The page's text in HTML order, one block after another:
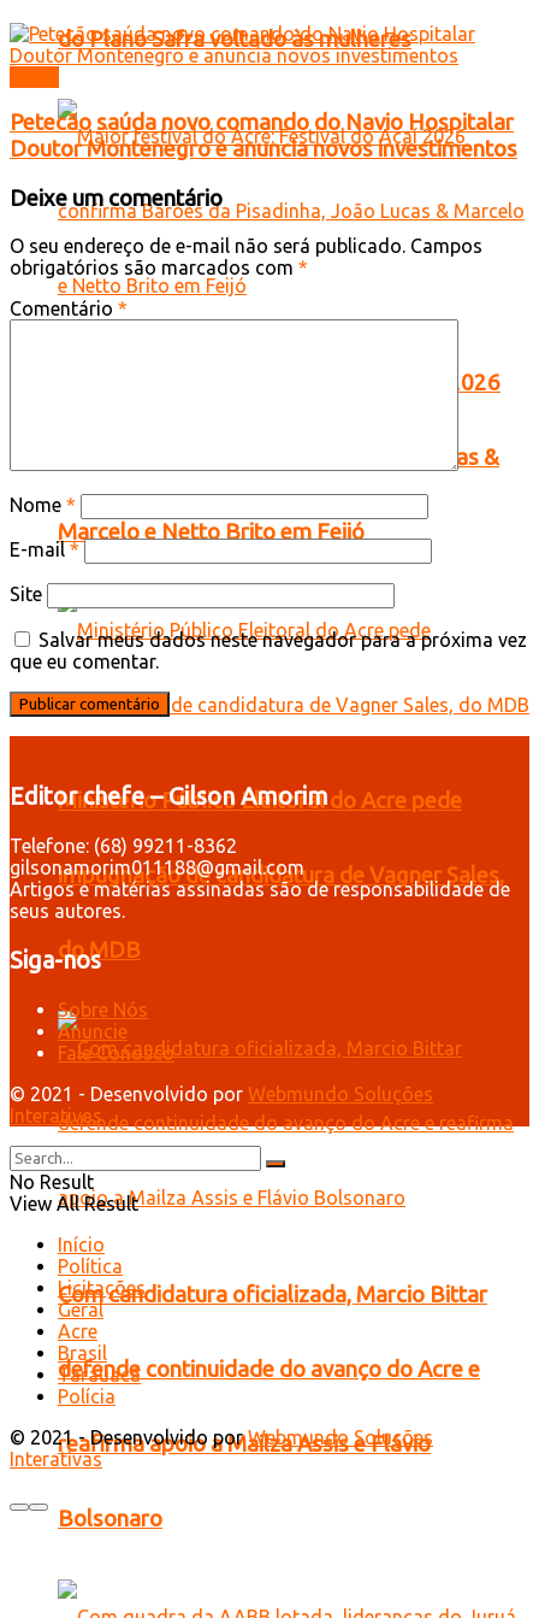
do Plano Safra voltado às mulheres
Maior festival do Acre: Festival do Açaí 2026
confirma Barões da Pisadinha, João Lucas &
Marcelo e Netto Brito em Feijó
Ministério Público Eleitoral do Acre pede
impugnação de candidatura de Vagner Sales,
do MDB
Com candidatura oficializada, Marcio Bittar
defende continuidade do avanço do Acre e
reafirma apoio a Mailza Assis e Flávio
Bolsonaro
Petecão saúda novo comando do Navio Hospitalar
Doutor Montenegro e anuncia novos investimentos
Deixe um comentário
O seu endereço de e-mail não será publicado. Campos
obrigatórios são marcados com *
Comentário *
Nome *
E-mail*
Site
Salvar meus dados neste navegador para a próxima vez
que eu comentar.
Editor chefe – Gilson Amorim
Telefone: (68) 99211-8362
gilsonamorim011188@gmail.com
Artigos e matérias assinadas são de responsabilidade de
seus autores.
Siga-nos
Sobre Nós
Anuncie
Fale Conosco
© 2021 - Desenvolvido por Webmundo Soluções
Interativas
No Result
View All Result
Início
Política
Licitações
Geral
Acre
Brasil
Tarauacá
Polícia
© 2021 - Desenvolvido porWebmundo Soluções
Interativas